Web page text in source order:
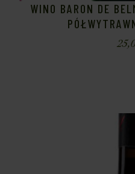
WINO BARON DE